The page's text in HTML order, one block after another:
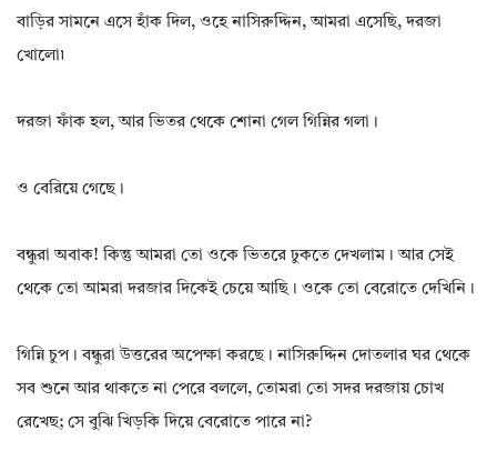
বাড়ির সামনে এসে হাঁক দিল, ওহে নাসিরুদ্দিন, আমরা এসেছি, দরজা
খোলো৷
দরজা ফাঁক হল, আর ভিতর থেকে শোনা গেল গিন্নির গলা।
ও বেরিয়ে গেছে।
বন্ধুরা অবাক! কিন্তু আমরা তো ওকে ভিতরে ঢুকতে দেখলাম। আর সেই
থেকে তো আমরা দরজার দিকেই চেয়ে আছি। ওকে তো বেরোতে দেখিনি।
গিন্নি চুপ। বন্ধুরা উত্তরের অপেক্ষা করছে। নাসিরুদ্দিন দোতলার ঘর থেকে
সব শুনে আর থাকতে না পেরে বললে, তোমরা তো সদর দরজায় চোখ
রেখেছ; সে বুঝি খিড়কি দিয়ে বেরোতে পারে না?